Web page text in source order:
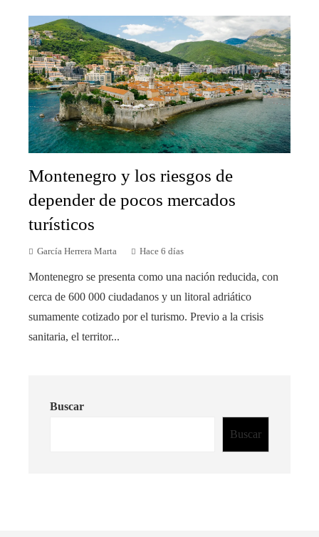
Montenegro y los riesgos de
depender de pocos mercados
turísticos
García Herrera Marta Hace 6 días
Montenegro se presenta como una nación reducida, con
cerca de 600 000 ciudadanos y un litoral adriático
sumamente cotizado por el turismo. Previo a la crisis
sanitaria, el territor...
Buscar
Buscar